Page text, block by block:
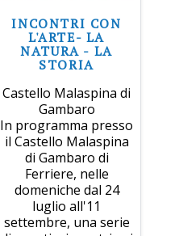
INCONTRI CON
L'ARTE- LA
NATURA - LA
STORIA
Castello Malaspina di
Gambaro
In programma presso
il Castello Malaspina
di Gambaro di
Ferriere, nelle
domeniche dal 24
luglio all'11
settembre, una serie